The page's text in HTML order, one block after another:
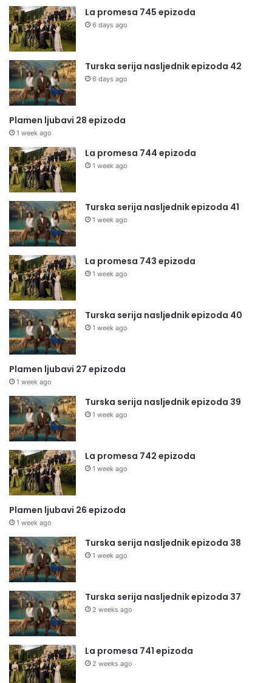
La promesa 745 epizoda
6 days ago
Turska serija nasljednik epizoda 42
6 days ago
Plamen ljubavi 28 epizoda
1 week ago
La promesa 744 epizoda
1 week ago
Turska serija nasljednik epizoda 41
1 week ago
La promesa 743 epizoda
1 week ago
Turska serija nasljednik epizoda 40
1 week ago
Plamen ljubavi 27 epizoda
1 week ago
Turska serija nasljednik epizoda 39
1 week ago
La promesa 742 epizoda
1 week ago
Plamen ljubavi 26 epizoda
1 week ago
Turska serija nasljednik epizoda 38
1 week ago
Turska serija nasljednik epizoda 37
2 weeks ago
La promesa 741 epizoda
2 weeks ago